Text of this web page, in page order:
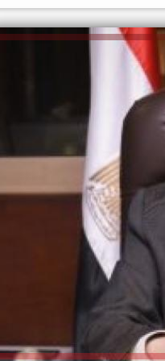
إلهام شرشر تكتب: دي مبقتش كورة..
دي سياسة